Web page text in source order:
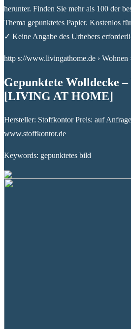
herunter. Finden Sie mehr als 100 der
Thema gepunktetes Papier. Kostenlos
✓ Keine Angabe des Urhebers
http s://www.livingathome.de › Wohnen
Gepunktete Wolldecke
[LIVING AT HOME]
Hersteller: Stoffkontor Preis: auf
www.stoffkontor.de
Keywords: gepunktetes bild